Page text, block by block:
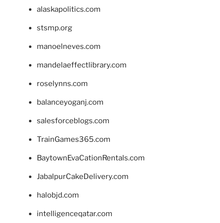
alaskapolitics.com
stsmp.org
manoelneves.com
mandelaeffectlibrary.com
roselynns.com
balanceyoganj.com
salesforceblogs.com
TrainGames365.com
BaytownEvaCationRentals.com
JabalpurCakeDelivery.com
halobjd.com
intelligenceqatar.com